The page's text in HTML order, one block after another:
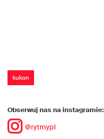
kukon
Obserwuj nas na instagramie:
@rytmypl